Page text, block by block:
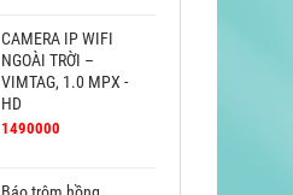
CAMERA IP WIFI
NGOÀI TRỜI –
VIMTAG, 1.0 MPX -
HD
1490000